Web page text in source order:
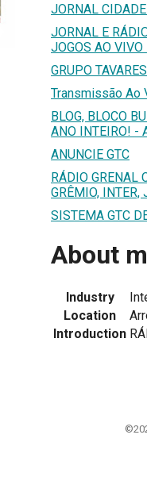
JORNAL
JORNAL E
JOGOS AO
GRUPO
Transmissão Ao
BLOG, BLOCO
ANO INTEIRO! -
ANUNCIE GTC
RÁDIO GRENAL
GRÊMIO, INTER,
SISTEMA GTC
About
Industry
Location
Introduction